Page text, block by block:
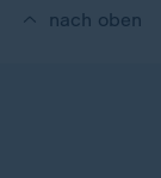
nach oben